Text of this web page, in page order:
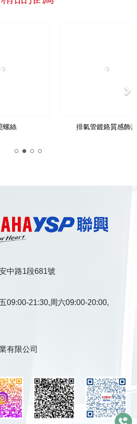
排氣管鍍鉻質感飾蓋
中路1段681號
09:00-21:30,周六09:00-20:00,
有限公司